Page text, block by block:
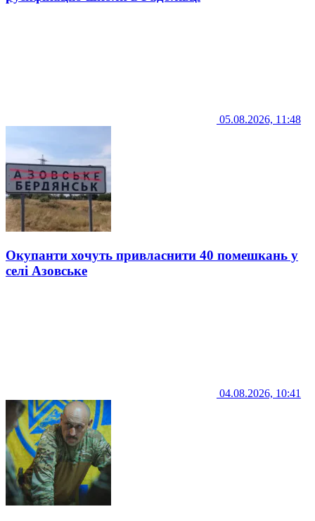
05.08.2026, 11:48
Окупанти хочуть привласнити 40 помешкань у
селі Азовське
04.08.2026, 10:41